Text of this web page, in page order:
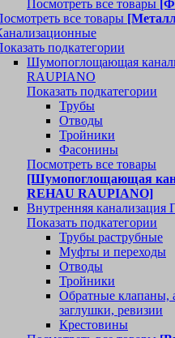
Посмотреть все товары
все товары
подкатегории
Шумопоглощающая
RAUPIANO
Показать подкатегории
Трубы
Отводы
Тройники
Фасонины
Посмотреть все товары
[Шумопоглощающая
REHAU RAUPIANO]
Внутренняя канализация
Показать подкатегории
Трубы раструбные
Муфты и переходы
Отводы
Тройники
Обратные клапаны,
заглушки, ревизии
Крестовины